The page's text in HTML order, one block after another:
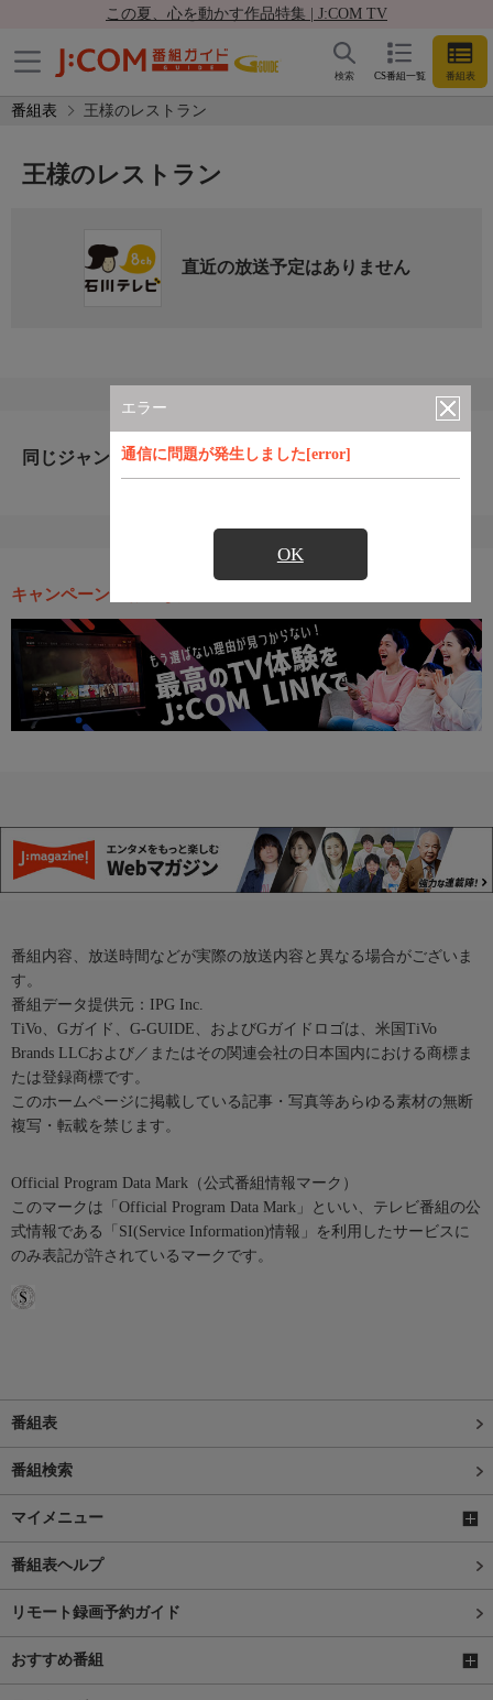
この夏、心を動かす作品特集 | J:COM TV
CS番組一覧 番組表
検索
番組表 王様のレストラン
エラー
通信に問題が発生しました[error]
OK
王様のレストラン
直近の放送予定はありません
同じジャンルのおすすめ番組
キャンペーン・お得な情報
番組内容、放送時間などが実際の放送内容と異なる場合がございま
す。
番組データ提供元：IPG Inc.
TiVo、Gガイド、G-GUIDE、およびGガイドロゴは、米国TiVo
Brands LLCおよび／またはその関連会社の日本国内における商標ま
たは登録商標です。
このホームページに掲載している記事・写真等あらゆる素材の無断
複写・転載を禁じます。
Official Program Data Mark（公式番組情報マーク）
このマークは「Official Program Data Mark」といい、テレビ番組の公
式情報である「SI(Service Information)情報」を利用したサービスに
のみ表記が許されているマークです。
番組表
番組検索
マイメニュー
番組表ヘルプ
リモート録画予約ガイド
おすすめ番組